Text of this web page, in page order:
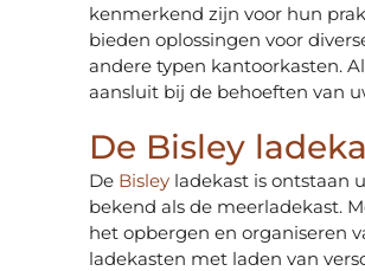
kenmerkend zijn voor hun
bieden oplossingen voor
andere typen kantoorkasten.
aansluit bij de behoeften van
De Bisley
De Bisley ladekast is ontstaan
bekend als de meerladekast.
het opbergen en organiseren
ladekasten met laden van